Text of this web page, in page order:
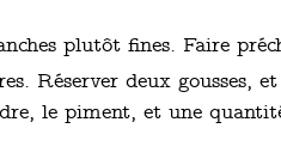
plutôt fines. Faire
Réserver deux gousses,
le piment, et une